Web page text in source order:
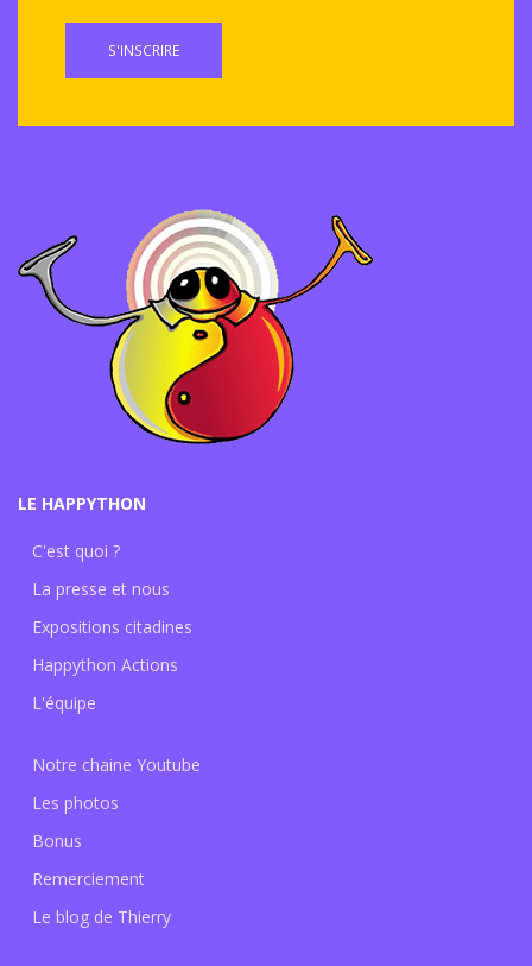
S'INSCRIRE
LE HAPPYTHON
C'est quoi ?
La presse et nous
Expositions citadines
Happython Actions
L'équipe
Notre chaine Youtube
Les photos
Bonus
Remerciement
Le blog de Thierry